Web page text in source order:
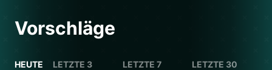
Vorschläge
HEUTE
LETZTE 3
LETZTE 7
LETZTE 30